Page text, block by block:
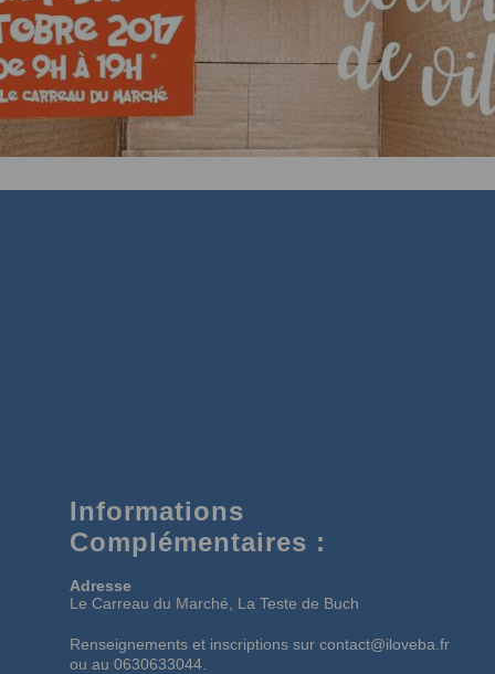
Informations
Complémentaires :
Adresse
Le Carreau du Marché, La Teste de Buch
Renseignements et inscriptions sur contact@iloveba.fr
ou au 0630633044.